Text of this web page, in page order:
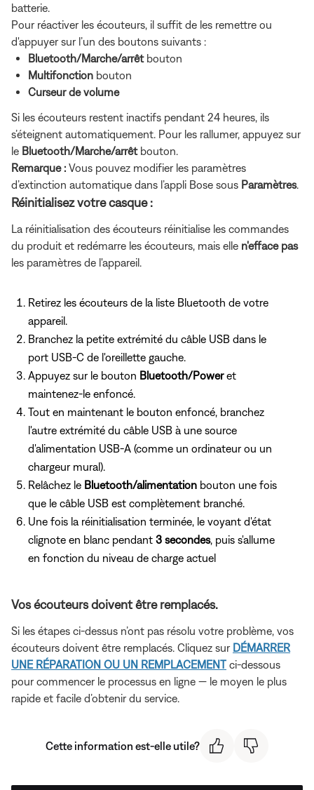
batterie.
Pour réactiver les écouteurs, il suffit de les remettre ou
d'appuyer sur l’un des boutons suivants :
Bluetooth/Marche/arrêtbouton
Multifonction bouton
Curseur de volume
Si les écouteurs restent inactifs pendant 24 heures, ils
s’éteignent automatiquement. Pour les rallumer, appuyez sur
le Bluetooth/Marche/arrêtbouton.
Remarque : Vous pouvez modifier les paramètres
d’extinction automatique dans l’appli Bose sous Paramètres.
Réinitialisez votre casque :
La réinitialisation des écouteurs réinitialise les commandes
du produit et redémarre les écouteurs, mais elle n'efface pas
les paramètres de l'appareil.
Retirez les écouteurs de la liste Bluetooth de votre
appareil.
Branchez la petite extrémité du câble USB dans le
port USB-C de l'oreillette gauche.
Appuyez sur le bouton Bluetooth/Poweret
maintenez-le enfoncé.
Tout en maintenant le bouton enfoncé, branchez
l'autre extrémité du câble USB à une source
d'alimentation USB-A (comme un ordinateur ou un
chargeur mural).
Relâchez le Bluetooth/alimentation bouton une fois
que le câble USB est complètement branché.
Une fois la réinitialisation terminée, le voyant d'état
clignote en blanc pendant 3 secondes, puis s'allume
en fonction du niveau de charge actuel
Vos écouteurs doivent être remplacés.
Si les étapes ci-dessus n’ont pas résolu votre problème, vos
écouteurs doivent être remplacés. Cliquez sur DÉMARRER
UNE RÉPARATION OU UN REMPLACEMENT ci-dessous
pour commencer le processus en ligne — le moyen le plus
rapide et facile d’obtenir du service.
Cette information est-elle utile?